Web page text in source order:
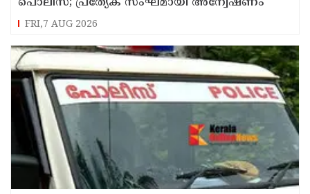
FRI,7 AUG 2026